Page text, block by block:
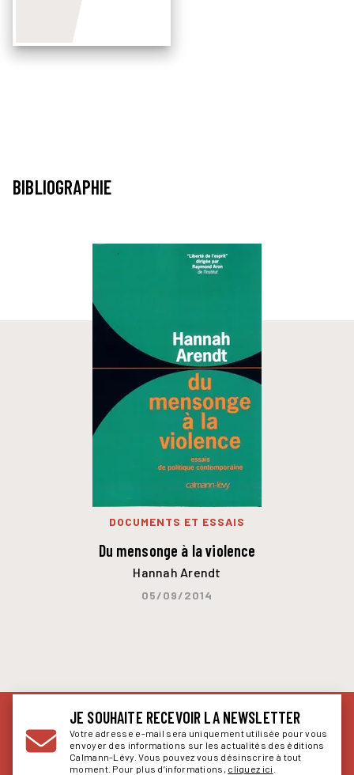
BIBLIOGRAPHIE
DOCUMENTS ET ESSAIS
Du mensonge à la violence
Hannah Arendt
05/09/2014
JE SOUHAITE RECEVOIR LA NEWSLETTER
Votre adresse e-mail sera uniquement utilisée pour vous
envoyer des informations sur les actualités des éditions
Calmann-Lévy. Vous pouvez vous désinscrire à tout
moment. Pour plus d’informations, cliquez ici